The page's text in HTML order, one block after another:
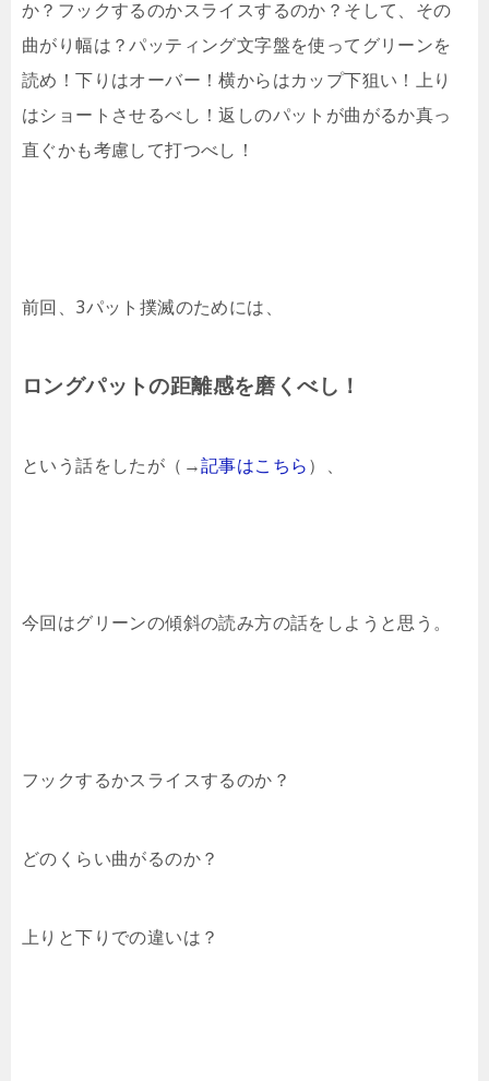
か？フックするのかスライスするのか？そして、その
曲がり幅は？パッティング文字盤を使ってグリーンを
読め！下りはオーバー！横からはカップ下狙い！上り
はショートさせるべし！返しのパットが曲がるか真っ
直ぐかも考慮して打つべし！
前回、3パット撲滅のためには、
ロングパットの距離感を磨くべし！
という話をしたが（→記事はこちら）、
今回はグリーンの傾斜の読み方の話をしようと思う。
フックするかスライスするのか？
どのくらい曲がるのか？
上りと下りでの違いは？